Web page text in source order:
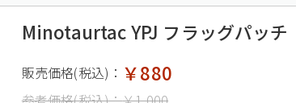
Minotaurtac YPJ フラッグパッチ
販売価格(税込)： ￥880